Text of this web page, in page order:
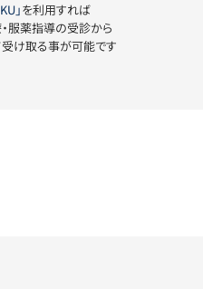
」を利用すれば
服薬指導の受診から
け取る事が可能です